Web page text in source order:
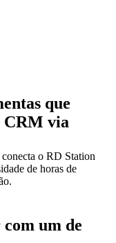
que
CRM via
o RD Station
de horas de
um de